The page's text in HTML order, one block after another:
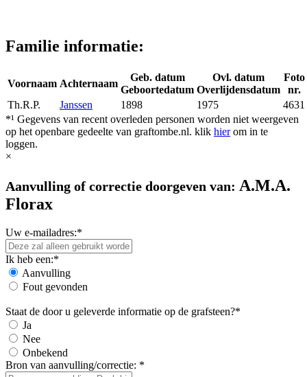
Familie informatie:
Voornaam Achternaam
Geb. datum
Geboortedatum
Ovl. datum
Overlijdensdatum
Foto
nr.
Th.R.P.
Janssen 1898 1975
4631
*¹ Gegevens van recent overleden personen worden niet weergeven
op het openbare gedeelte van graftombe.nl. klik hierom in te
loggen.
×
Aanvulling of correctie doorgeven van: A.M.A.
Florax
Uw e-mailadres:*
Ik heb een:*
Aanvulling
Fout gevonden
Staat de door u geleverde informatie op de grafsteen?*
Ja
Nee
Onbekend
Bron van aanvulling/correctie: *